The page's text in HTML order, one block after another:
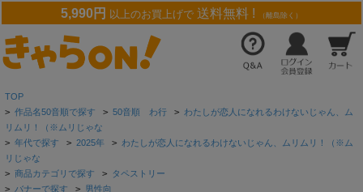
5,990円 以上のお買上げで 送料無料 ! （離島除く）
TOP
> 作品名50音順で探す > 50音順 わ行 > わたしが恋人になれるわけないじゃん、ム
リムリ！（※ムリじゃな
> 年代で探す > 2025年 > わたしが恋人になれるわけないじゃん、ムリムリ！（※ム
リじゃな
> 商品カテゴリで探す > タペストリー
> バナーで探す > 男性向